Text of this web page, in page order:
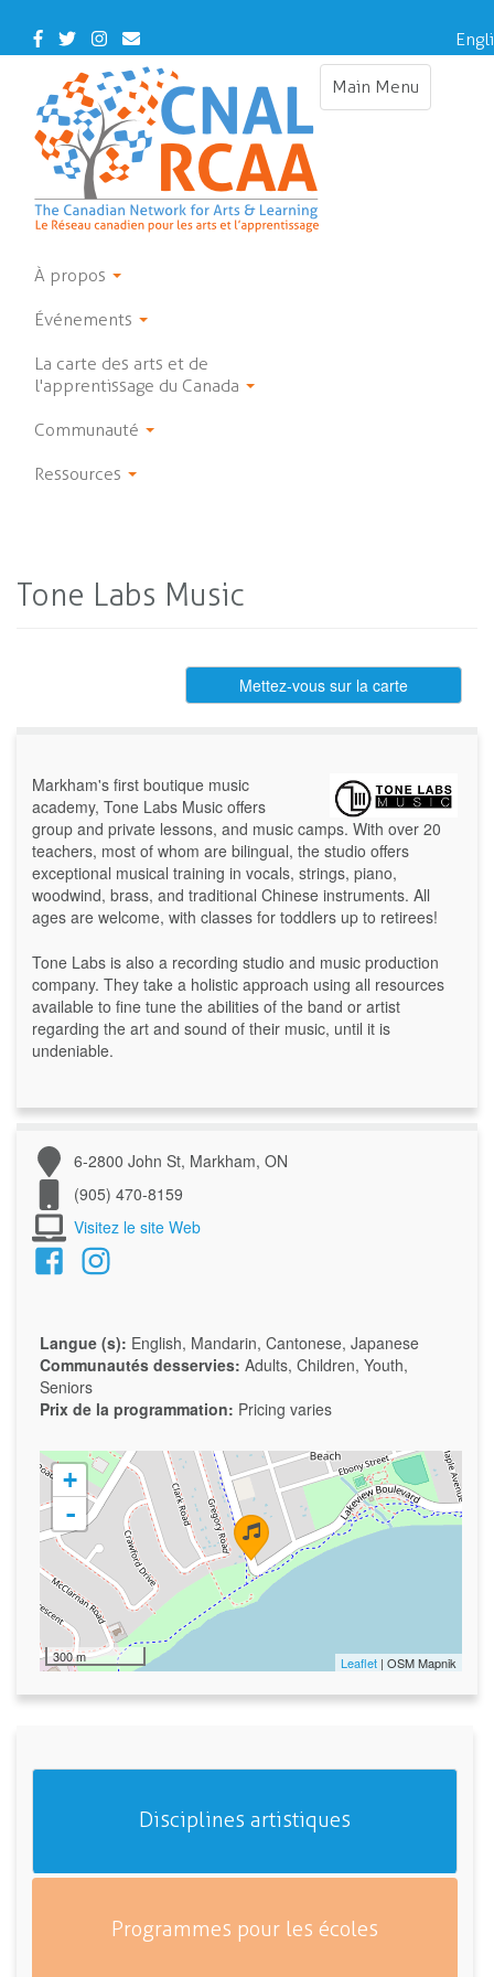
main
Facebook
TwitterInstagram
Contact
Us
Main Menu
Toggle
À propos
Événements
La carte des arts et de
l'apprentissage du Canada
Communauté
Ressources
Tone Labs Music
Mettez-vous sur la carte
Markham's first boutique music
academy, Tone Labs Music offers
group and private lessons, and music camps. With over 20
teachers, most of whom are bilingual, the studio offers
exceptional musical training in vocals, strings, piano,
woodwind, brass, and traditional Chinese instruments. All
ages are welcome, with classes for toddlers up to retirees!
Tone Labs is also a recording studio and music production
company. They take a holistic approach using all resources
available to fine tune the abilities of the band or artist
regarding the art and sound of their music, until it is
undeniable.
6-2800 John St, Markham, ON
(905) 470-8159
Visitez le site Web
Langue (s): English, Mandarin, Cantonese, Japanese
Communautés desservies: Adults, Children, Youth,
Seniors
Prix de la programmation: Pricing varies
+
-
300 m Leaflet | OSM Mapnik
Disciplines artistiques
Programmes pour les écoles